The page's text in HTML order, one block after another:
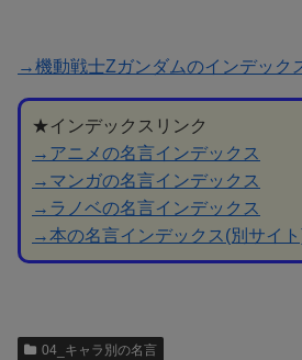
→機動戦士Zガンダムのインデック
★インデックスリンク
→アニメの名言インデックス
→マンガの名言インデックス
→ラノベの名言インデックス
→本の名言インデックス(別サイ
04_キャラ別の名言